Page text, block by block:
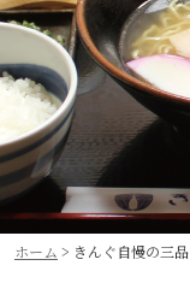
ホーム > きんぐ自慢の三品